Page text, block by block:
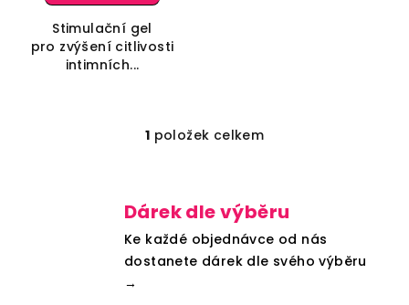
Stimulační gel
pro zvýšení citlivosti
intimních...
O
á
d
a
c
1 položek celkem
Dárek dle výběru
Ke každé objednávce od nás
dostanete dárek dle svého výběru
→